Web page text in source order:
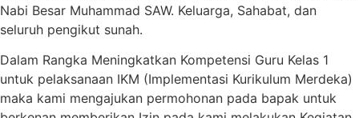
Nabi Besar Muhammad SAW. Keluarga, Sahabat, dan
seluruh pengikut sunah.
Dalam Rangka Meningkatkan Kompetensi Guru Kelas 1
untuk pelaksanaan IKM (Implementasi Kurikulum Merdeka)
maka kami mengajukan permohonan pada bapak untuk